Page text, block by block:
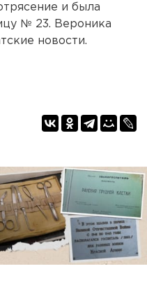
и была
№ 23. Вероника
новости.